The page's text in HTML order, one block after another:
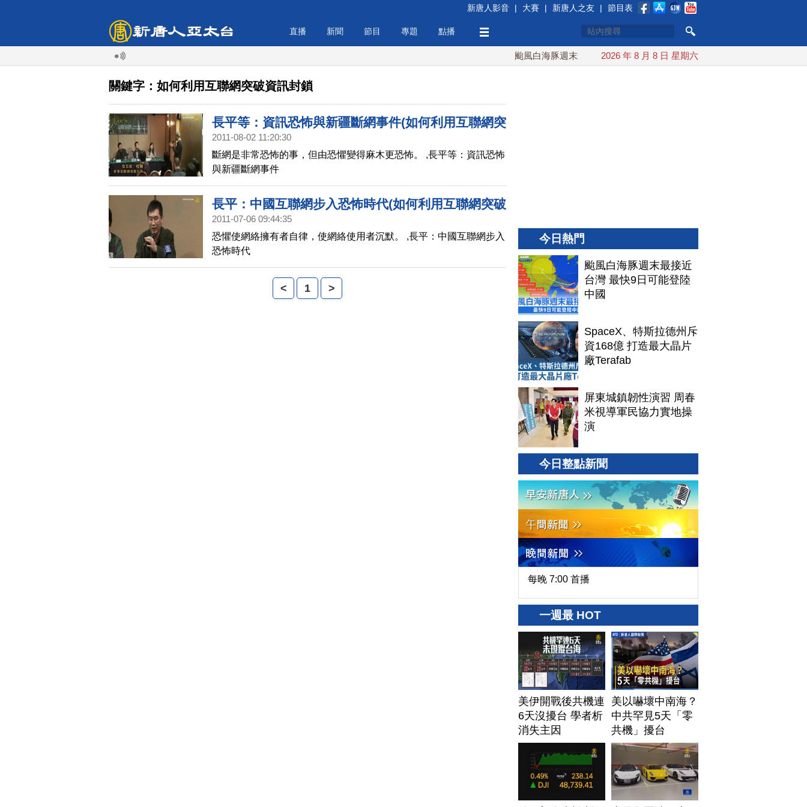
新唐人影音 | 大賽 | 新唐人之友 | 節目表
直播 新聞 節目 專題 點播
颱風白海豚週末最接近台灣 最快9日可能登陸中國
2026 年 8 月 8 日 星期六
關鍵字：如何利用互聯網突破資訊封鎖
長平等：資訊恐怖與新疆斷網事件(如何利用互聯網突
破資訊封鎖研討會之四)
2011-08-02 11:20:30
斷網是非常恐怖的事，但由恐懼變得麻木更恐怖。 ,長平等：資訊恐怖
與新疆斷網事件
長平：中國互聯網步入恐怖時代(如何利用互聯網突破
資訊封鎖（之二）)
2011-07-06 09:44:35
恐懼使網絡擁有者自律，使網絡使用者沉默。 ,長平：中國互聯網步入
恐怖時代
< 1 >
今日熱門
颱風白海豚週末最接近
台灣 最快9日可能登陸
中國
SpaceX、特斯拉德州斥
資168億 打造最大晶片
廠Terafab
屏東城鎮韌性演習 周春
米視導軍民協力實地操
演
今日整點新聞
每晚 7:00 首播
一週最 HOT
美伊開戰後共機連
6天沒擾台 學者析
消失主因
美以嚇壞中南海？
中共罕見5天「零
共機」擾台